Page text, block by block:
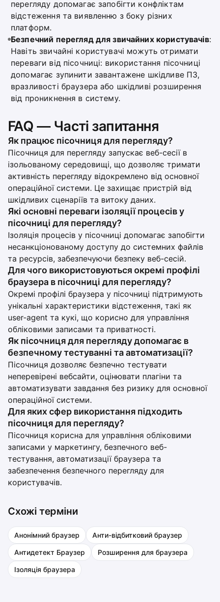
перегляду допомагає запобігти конфліктам
відстеження та виявленню з боку різних
платформ.
Безпечний перегляд для звичайних користувачів:
Навіть звичайні користувачі можуть отримати
переваги від пісочниці: використання пісочниці
допомагає зупинити завантажене шкідливе ПЗ,
вразливості браузера або шкідливі розширення
від проникнення в систему.
FAQ — Часті запитання
Як працює пісочниця для перегляду?
Пісочниця для перегляду запускає веб-сесії в
ізольованому середовищі, що дозволяє тримати
активність перегляду відокремлено від основної
операційної системи. Це захищає пристрій від
шкідливих сценаріїв та витоку даних.
Які основні переваги ізоляції процесів у
пісочниці для перегляду?
Ізоляція процесів у пісочниці допомагає запобігти
несанкціонованому доступу до системних файлів
та ресурсів, забезпечуючи безпеку веб-сесій.
Для чого використовуються окремі профілі
браузера в пісочниці для перегляду?
Окремі профілі браузера у пісочниці підтримують
унікальні характеристики відстеження, такі як
user-agent та кукі, що корисно для управління
обліковими записами та приватності.
Як пісочниця для перегляду допомагає в
безпечному тестуванні та автоматизації?
Пісочниця дозволяє безпечно тестувати
неперевірені вебсайти, оцінювати плагіни та
автоматизувати завдання без ризику для основної
операційної системи.
Для яких сфер використання підходить
пісочниця для перегляду?
Пісочниця корисна для управління обліковими
записами у маркетингу, безпечного веб-
тестування, автоматизації браузера та
забезпечення безпечного перегляду для
користувачів.
Схожі терміни
Анонімний браузер Анти-відбитковий браузер
Антидетект Браузер Розширення для браузера
Ізоляція браузера